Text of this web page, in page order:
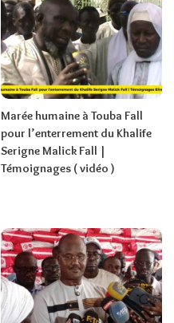
Marée humaine à Touba Fall
pour l’enterrement du Khalife
Serigne Malick Fall |
Témoignages ( vidéo )